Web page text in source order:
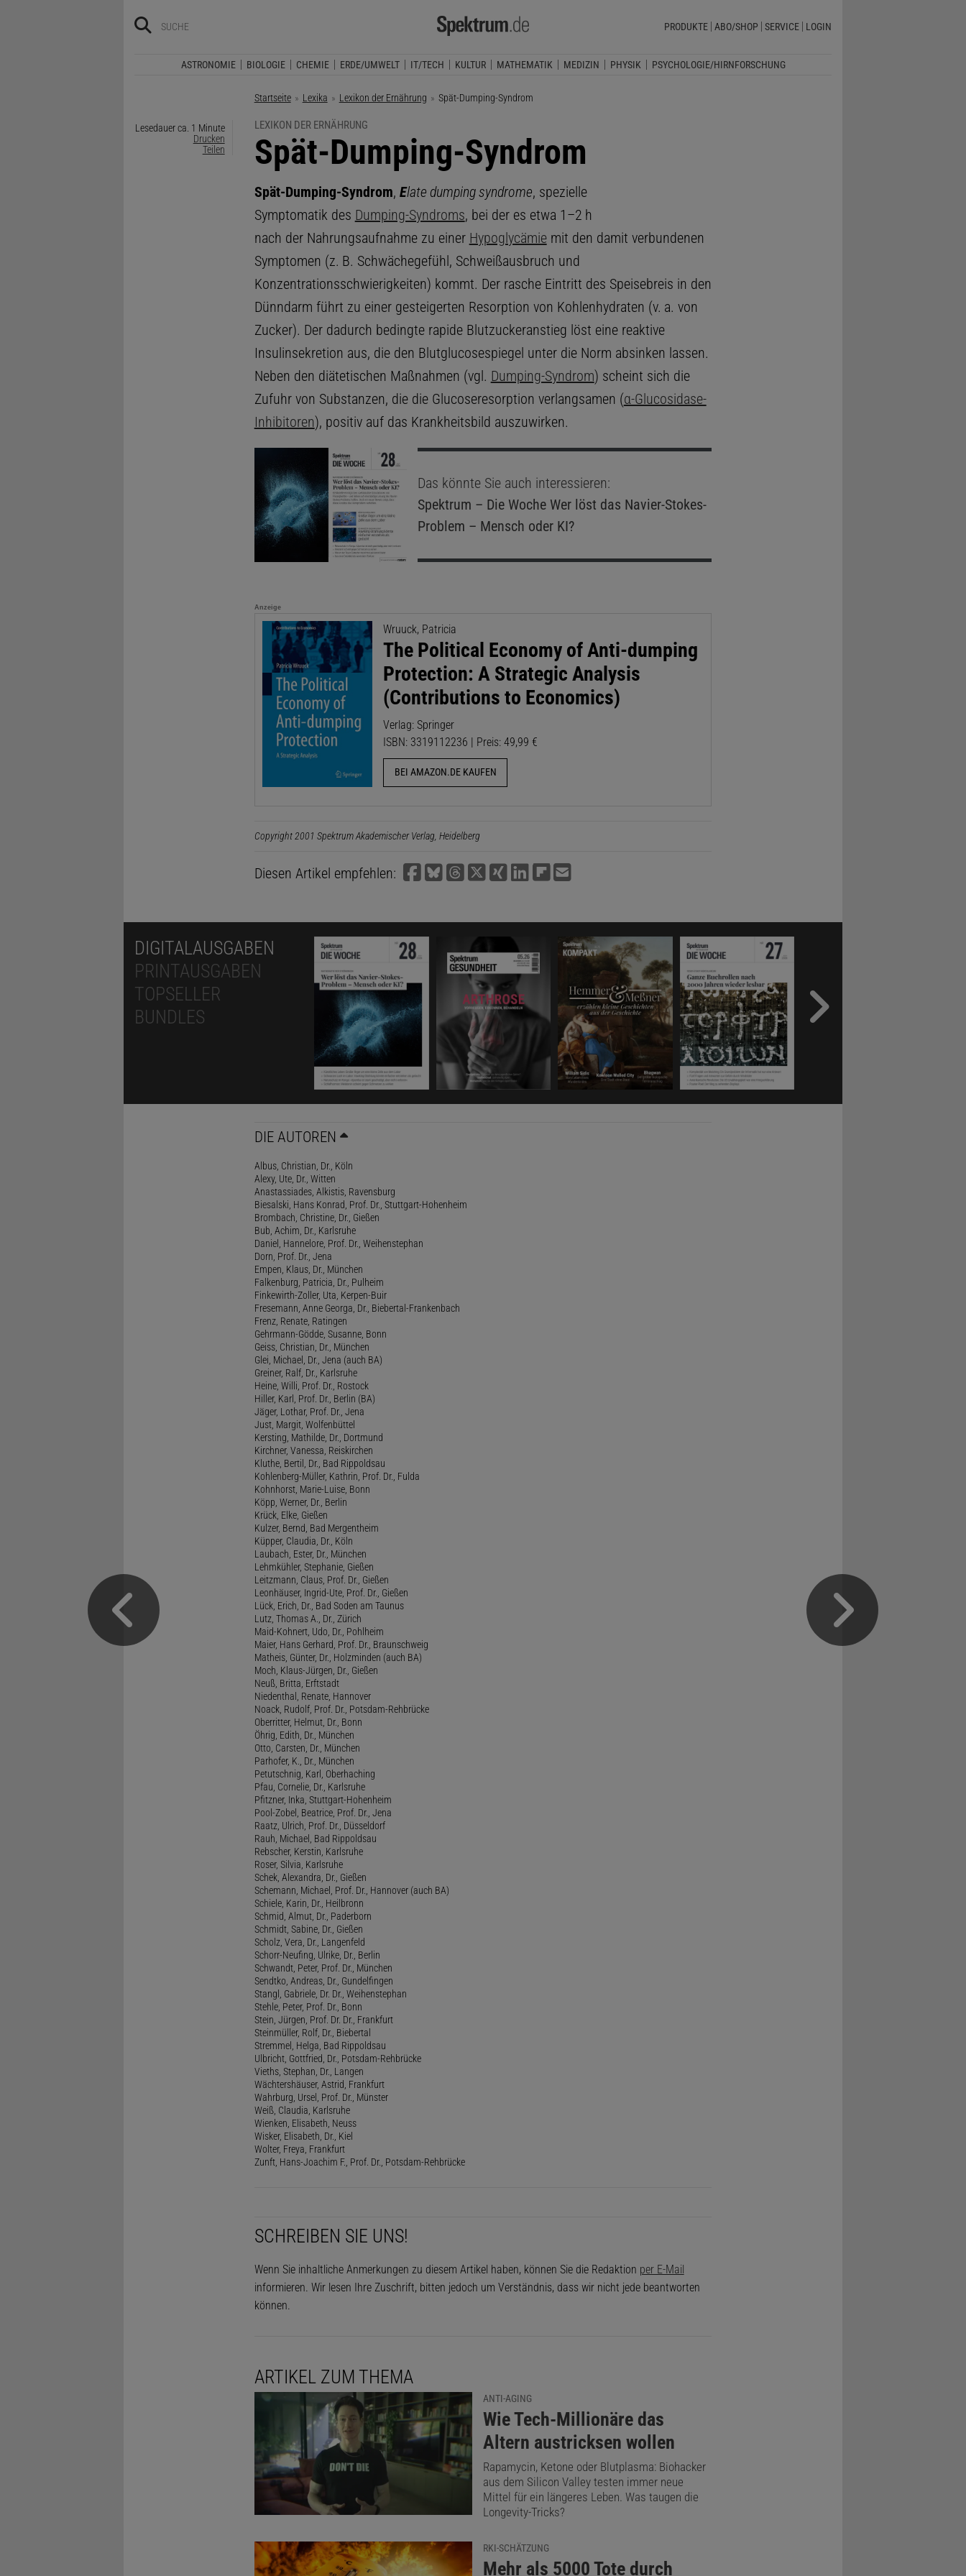
PRODUKTE ABO/SHOP SERVICE LOGIN
ASTRONOMIE BIOLOGIE CHEMIE ERDE/UMWELT IT/TECH KULTUR MATHEMATIK MEDIZIN PHYSIK PSYCHOLOGIE/HIRNFORSCHUNG
Startseite Lexika Lexikon der Ernährung Aktuelle Seite:
Spät-Dumping-Syndrom
Lesedauer ca. 1 Minute
Drucken
Teilen
LEXIKON DER ERNÄHRUNG
:
Spät-Dumping-Syndrom
Spät-Dumping-Syndrom, Elate dumping syndrome, spezielle
Symptomatik des Dumping-Syndroms, bei der es etwa 1–2 h
nach der Nahrungsaufnahme zu einer Hypoglycämiemit den damit verbundenen
Symptomen (z. B. Schwächegefühl, Schweißausbruch und
Konzentrationsschwierigkeiten) kommt. Der rasche Eintritt des Speisebreis in den
Dünndarm führt zu einer gesteigerten Resorption von Kohlenhydraten (v. a. von
Zucker). Der dadurch bedingte rapide Blutzuckeranstieg löst eine reaktive
Insulinsekretion aus, die den Blutglucosespiegel unter die Norm absinken lassen.
Neben den diätetischen Maßnahmen (vgl. Dumping-Syndrom) scheint sich die
Zufuhr von Substanzen, die die Glucoseresorption verlangsamen (α-Glucosidase-
Inhibitoren), positiv auf das Krankheitsbild auszuwirken.
Das könnte Sie auch interessieren:
Spektrum – Die WocheWer löst das Navier-Stokes-
Problem – Mensch oder KI?
Anzeige
Wruuck, Patricia
The Political Economy of Anti-dumping
Protection: A Strategic Analysis
(Contributions to Economics)
Verlag: Springer
ISBN: 3319112236 | Preis: 49,99 €
BEI AMAZON.DE KAUFEN
Copyright 2001 Spektrum Akademischer Verlag, Heidelberg
Diesen Artikel empfehlen:
DIGITALAUSGABEN
PRINTAUSGABEN
TOPSELLER
BUNDLES
DIE AUTOREN
Albus, Christian, Dr., Köln
Alexy, Ute, Dr., Witten
Anastassiades, Alkistis, Ravensburg
Biesalski, Hans Konrad, Prof. Dr., Stuttgart-Hohenheim
Brombach, Christine, Dr., Gießen
Bub, Achim, Dr., Karlsruhe
Daniel, Hannelore, Prof. Dr., Weihenstephan
Dorn, Prof. Dr., Jena
Empen, Klaus, Dr., München
Falkenburg, Patricia, Dr., Pulheim
Finkewirth-Zoller, Uta, Kerpen-Buir
Fresemann, Anne Georga, Dr., Biebertal-Frankenbach
Frenz, Renate, Ratingen
Gehrmann-Gödde, Susanne, Bonn
Geiss, Christian, Dr., München
Glei, Michael, Dr., Jena (auch BA)
Greiner, Ralf, Dr., Karlsruhe
Heine, Willi, Prof. Dr., Rostock
Hiller, Karl, Prof. Dr., Berlin (BA)
Jäger, Lothar, Prof. Dr., Jena
Just, Margit, Wolfenbüttel
Kersting, Mathilde, Dr., Dortmund
Kirchner, Vanessa, Reiskirchen
Kluthe, Bertil, Dr., Bad Rippoldsau
Kohlenberg-Müller, Kathrin, Prof. Dr., Fulda
Kohnhorst, Marie-Luise, Bonn
Köpp, Werner, Dr., Berlin
Krück, Elke, Gießen
Kulzer, Bernd, Bad Mergentheim
Küpper, Claudia, Dr., Köln
Laubach, Ester, Dr., München
Lehmkühler, Stephanie, Gießen
Leitzmann, Claus, Prof. Dr., Gießen
Leonhäuser, Ingrid-Ute, Prof. Dr., Gießen
Lück, Erich, Dr., Bad Soden am Taunus
Lutz, Thomas A., Dr., Zürich
Maid-Kohnert, Udo, Dr., Pohlheim
Maier, Hans Gerhard, Prof. Dr., Braunschweig
Matheis, Günter, Dr., Holzminden (auch BA)
Moch, Klaus-Jürgen, Dr., Gießen
Neuß, Britta, Erftstadt
Niedenthal, Renate, Hannover
Noack, Rudolf, Prof. Dr., Potsdam-Rehbrücke
Oberritter, Helmut, Dr., Bonn
Öhrig, Edith, Dr., München
Otto, Carsten, Dr., München
Parhofer, K., Dr., München
Petutschnig, Karl, Oberhaching
Pfau, Cornelie, Dr., Karlsruhe
Pfitzner, Inka, Stuttgart-Hohenheim
Pool-Zobel, Beatrice, Prof. Dr., Jena
Raatz, Ulrich, Prof. Dr., Düsseldorf
Rauh, Michael, Bad Rippoldsau
Rebscher, Kerstin, Karlsruhe
Roser, Silvia, Karlsruhe
Schek, Alexandra, Dr., Gießen
Schemann, Michael, Prof. Dr., Hannover (auch BA)
Schiele, Karin, Dr., Heilbronn
Schmid, Almut, Dr., Paderborn
Schmidt, Sabine, Dr., Gießen
Scholz, Vera, Dr., Langenfeld
Schorr-Neufing, Ulrike, Dr., Berlin
Schwandt, Peter, Prof. Dr., München
Sendtko, Andreas, Dr., Gundelfingen
Stangl, Gabriele, Dr. Dr., Weihenstephan
Stehle, Peter, Prof. Dr., Bonn
Stein, Jürgen, Prof. Dr. Dr., Frankfurt
Steinmüller, Rolf, Dr., Biebertal
Stremmel, Helga, Bad Rippoldsau
Ulbricht, Gottfried, Dr., Potsdam-Rehbrücke
Vieths, Stephan, Dr., Langen
Wächtershäuser, Astrid, Frankfurt
Wahrburg, Ursel, Prof. Dr., Münster
Weiß, Claudia, Karlsruhe
Wienken, Elisabeth, Neuss
Wisker, Elisabeth, Dr., Kiel
Wolter, Freya, Frankfurt
Zunft, Hans-Joachim F., Prof. Dr., Potsdam-Rehbrücke
SCHREIBEN SIE UNS!
Wenn Sie inhaltliche Anmerkungen zu diesem Artikel haben, können Sie die Redaktion per E-Mail
informieren. Wir lesen Ihre Zuschrift, bitten jedoch um Verständnis, dass wir nicht jede beantworten
können.
ARTIKEL ZUM THEMA
ANTI-AGING
:
Wie Tech-Millionäre das
Altern austricksen wollen
Rapamycin, Ketone oder Blutplasma: Biohacker
aus dem Silicon Valley testen immer neue
Mittel für ein längeres Leben. Was taugen die
Longevity-Tricks?
RKI-SCHÄTZUNG
:
Mehr als 5000 Tote durch